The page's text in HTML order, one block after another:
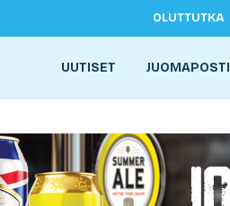
OLUTTUTKA
UUTISET JUOMAPOSTI